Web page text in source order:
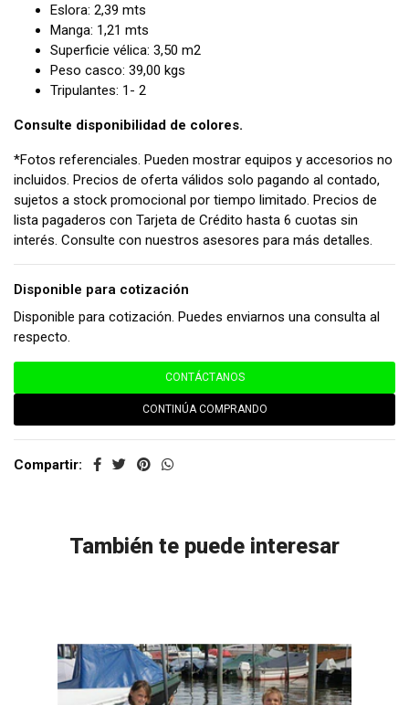
Eslora: 2,39 mts
Manga: 1,21 mts
Superficie vélica: 3,50 m2
Peso casco: 39,00 kgs
Tripulantes: 1- 2
Consulte disponibilidad de colores.
*Fotos referenciales. Pueden mostrar equipos y accesorios no
incluidos. Precios de oferta válidos solo pagando al contado,
sujetos a stock promocional por tiempo limitado. Precios de
lista pagaderos con Tarjeta de Crédito hasta 6 cuotas sin
interés. Consulte con nuestros asesores para más detalles.
Disponible para cotización
Disponible para cotización. Puedes enviarnos una consulta al
respecto.
CONTÁCTANOS
CONTINÚA COMPRANDO
Compartir:
También te puede interesar